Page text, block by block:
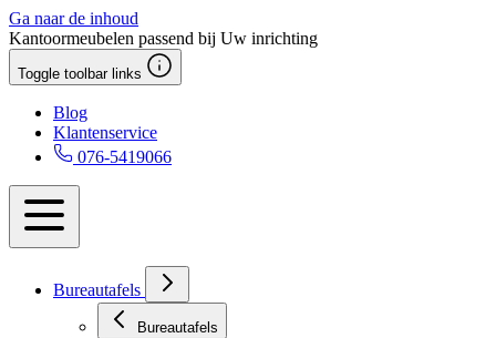
Ga naar de inhoud
Kantoormeubelen passend bij Uw inrichting
Toggle toolbar links
Blog
Klantenservice
076-5419066
Bureautafels
Bureautafels